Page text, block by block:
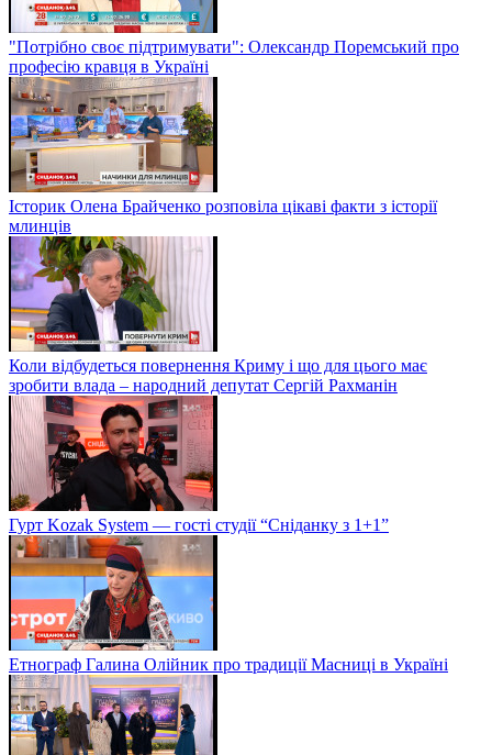
"Потрібно своє підтримувати": Олександр Поремський про
професію кравця в Україні
Історик Олена Брайченко розповіла цікаві факти з історії
млинців
Коли відбудеться повернення Криму і що для цього має
зробити влада – народний депутат Сергій Рахманін
Гурт Kozak System — гості студії “Сніданку з 1+1”
Етнограф Галина Олійник про традиції Масниці в Україні